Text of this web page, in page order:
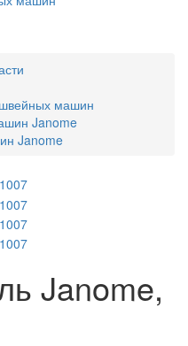
машин
Janome
Janome
Janome,